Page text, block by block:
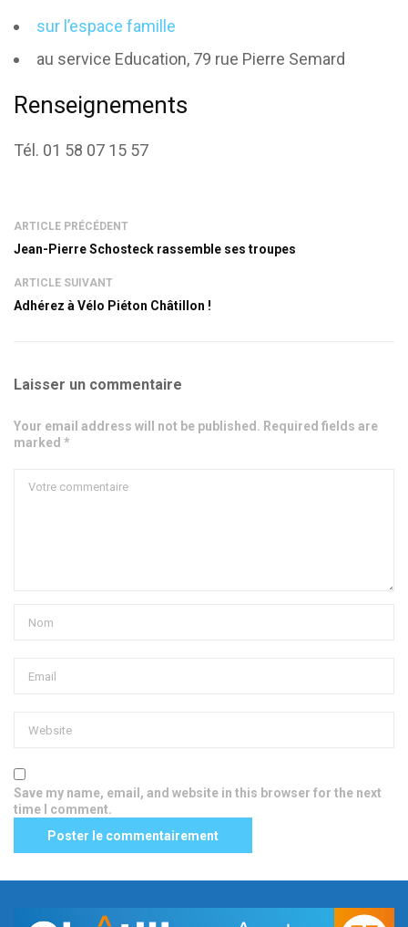
sur l’espace famille
au service Education, 79 rue Pierre Semard
Renseignements
Tél. 01 58 07 15 57
ARTICLE PRÉCÉDENT
Jean-Pierre Schosteck rassemble ses troupes
ARTICLE SUIVANT
Adhérez à Vélo Piéton Châtillon !
Laisser un commentaire
Your email address will not be published. Required fields are
marked *
Save my name, email, and website in this browser for the next
time I comment.